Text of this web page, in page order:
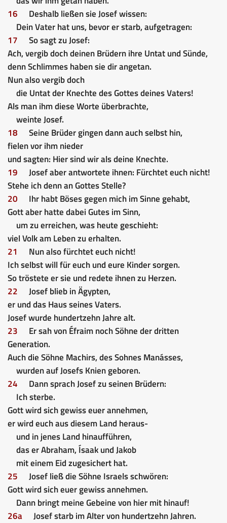
16
Deshalb ließen sie Josef wissen:
Dein Vater hat uns, bevor er starb, aufgetragen:
17
So sagt zu Josef:
Ach, vergib doch deinen Brüdern ihre Untat und Sünde,
denn Schlimmes haben sie dir angetan.
Nun also vergib doch
die Untat der Knechte des Gottes deines Vaters!
Als man ihm diese Worte überbrachte,
weinte Josef.
18
Seine Brüder gingen dann auch selbst hin,
fielen vor ihm nieder
und sagten: Hier sind wir als deine Knechte.
19
Josef aber antwortete ihnen: Fürchtet euch nicht!
Stehe ich denn an Gottes Stelle?
20
Ihr habt Böses gegen mich im Sinne gehabt,
Gott aber hatte dabei Gutes im Sinn,
um zu erreichen, was heute geschieht:
viel Volk am Leben zu erhalten.
21
Nun also fürchtet euch nicht!
Ich selbst will für euch und eure Kinder sorgen.
So tröstete er sie und redete ihnen zu Herzen.
22
Josef blieb in Ägypten,
er und das Haus seines Vaters.
Josef wurde hundertzehn Jahre alt.
23
Er sah von Éfraim noch Söhne der dritten
Generation.
Auch die Söhne Machirs, des Sohnes Manásses,
wurden auf Josefs Knien geboren.
24
Dann sprach Josef zu seinen Brüdern:
Ich sterbe.
Gott wird sich gewiss euer annehmen,
er wird euch aus diesem Land heraus-
und in jenes Land hinaufführen,
das er Abraham, Ísaak und Jakob
mit einem Eid zugesichert hat.
25
Josef ließ die Söhne Israels schwören:
Gott wird sich euer gewiss annehmen.
Dann bringt meine Gebeine von hier mit hinauf!
26a
Josef starb im Alter von hundertzehn Jahren.